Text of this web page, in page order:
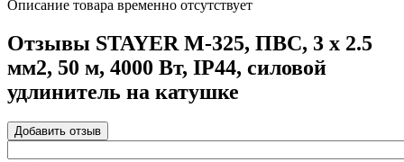
Описание товара временно отсутствует
Отзывы STAYER М-325, ПВС, 3 х 2.5
мм2, 50 м, 4000 Вт, IP44, силовой
удлинитель на катушке
Добавить отзыв